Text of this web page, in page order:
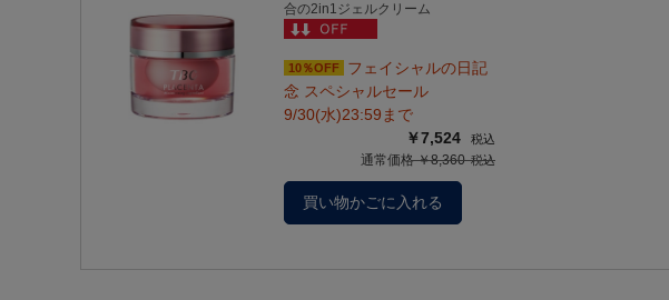
合の2in1ジェルクリーム
10％OFF
フェイシャルの日記
念 スペシャルセール
9/30(水)23:59まで
￥7,524
通常価格 ￥8,360
買い物かごに入れる